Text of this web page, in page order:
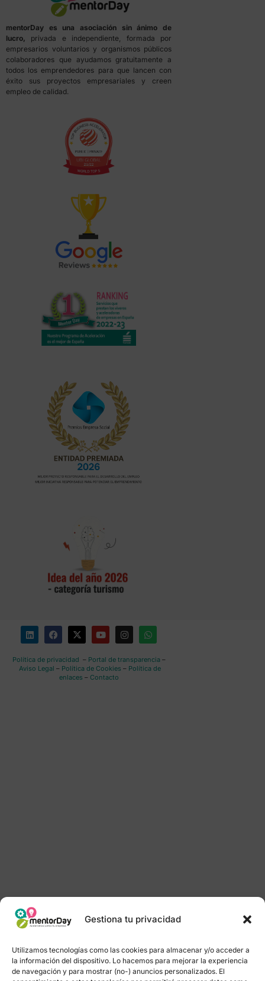
Gestiona tu privacidad
Utilizamos tecnologías como las cookies para almacenar y/o acceder a
la información del dispositivo. Lo hacemos para mejorar la experiencia
de navegación y para mostrar (no-) anuncios personalizados. El
mentorDay es una asociación sin ánimo de
lucro, privada e independiente, formada por
empresarios voluntarios y organismos públicos
colaboradores que ayudamos gratuitamente a
todos los emprendedores para que lancen con
éxito sus proyectos empresariales y creen
empleo de calidad.
Política de privacidad – Portal de transparencia–
Aviso Legal – Política de Cookies – Política de
enlaces – Contacto